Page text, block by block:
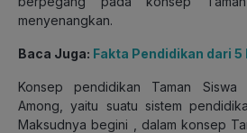
menyenangkan.
Baca Juga: Fakta Pendidikan dari 5
Konsep pendidikan Taman Siswa
Among, yaitu suatu sistem
Maksudnya begini , dalam konsep